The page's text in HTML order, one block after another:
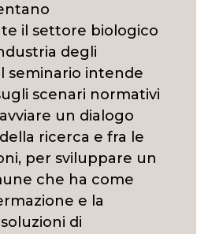
il settore biologico
degli
seminario intende
scenari normativi
un dialogo
ricerca e fra le
per sviluppare un
che ha come
e la
di